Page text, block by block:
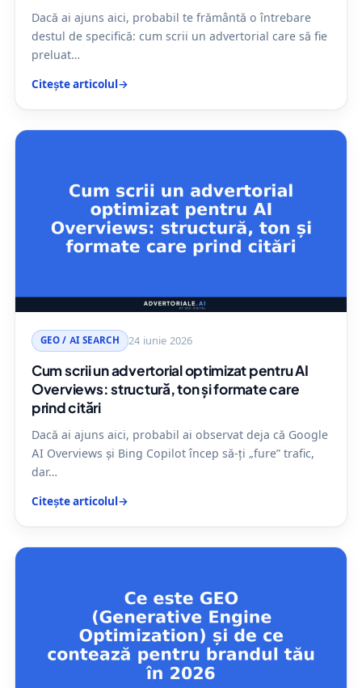
Dacă ai ajuns aici, probabil te frământă o întrebare
destul de specifică: cum scrii un advertorial care să fie
preluat…
Citește articolul →
GEO / AI SEARCH 24 iunie 2026
Cum scrii un advertorial optimizat pentru AI
Overviews: structură, ton și formate care
prind citări
Dacă ai ajuns aici, probabil ai observat deja că Google
AI Overviews și Bing Copilot încep să-ți „fure” trafic,
dar…
Citește articolul →